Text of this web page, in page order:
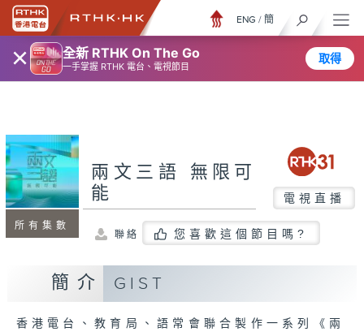
× 全新 RTHK On The Go
一手掌握 RTHK 電台、電視節目
取得
ENG / 簡
所有集數
兩文三語 無限可
能
電視直播
聯絡 您喜歡這個節目嗎?
簡介 GIST
香港電台、教育局、語常會聯合製作一系列《兩